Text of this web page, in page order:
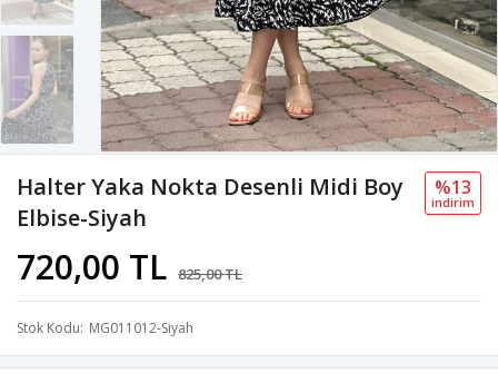
Halter Yaka Nokta Desenli Midi Boy
Elbise-Siyah
720,00 TL 825,00 TL
%13
i̇ndi̇ri̇m
Stok Kodu MG011012-Siyah